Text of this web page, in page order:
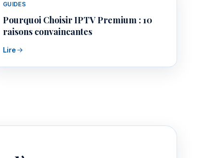
GUIDES
Pourquoi Choisir IPTV Premium : 10
raisons convaincantes
Lire